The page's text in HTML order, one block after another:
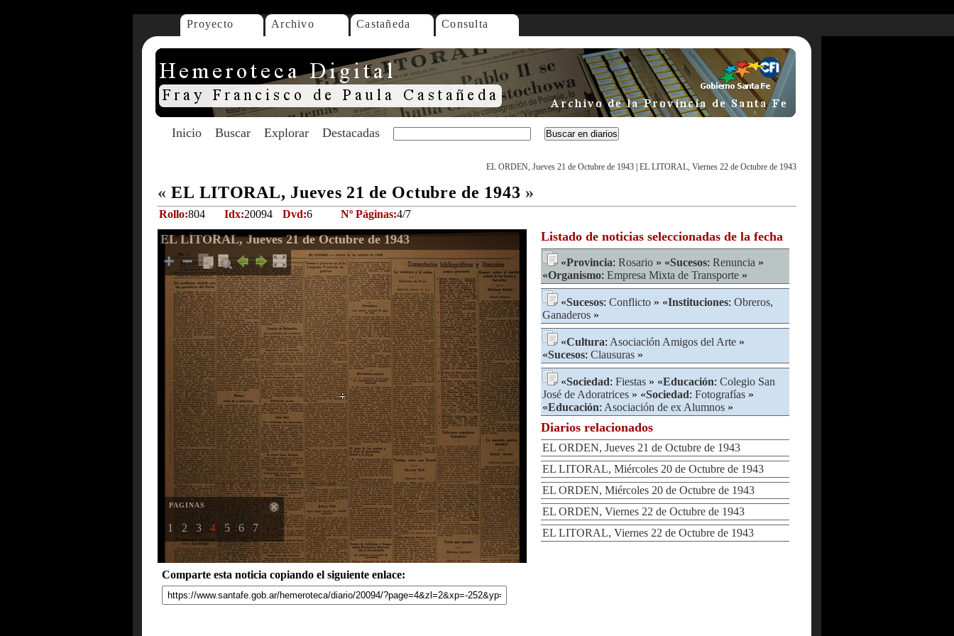
Proyecto Archivo Castañeda Consulta
Inicio Buscar Explorar Destacadas
EL ORDEN, Jueves 21 de Octubre de 1943 EL LITORAL, Viernes 22 de Octubre de 1943
« EL LITORAL, Jueves 21 de Octubre de 1943 »
Rollo:804 Idx:20094 Dvd:6 Nº Páginas:4/7
EL LITORAL, Jueves 21 de Octubre de 1943
PAGINAS
1 2 3 4 5 6 7
Comparte esta noticia copiando el siguiente enlace:
Listado de noticias seleccionadas de la fecha
«Provincia: Rosario » «Sucesos: Renuncia »
«Organismo: Empresa Mixta de Transporte »
«Sucesos: Conflicto » «Instituciones: Obreros,
Ganaderos »
«Cultura: Asociación Amigos del Arte »
«Sucesos: Clausuras »
«Sociedad: Fiestas » «Educación: Colegio San
José de Adoratrices » «Sociedad: Fotografías »
«Educación: Asociación de ex Alumnos »
Diarios relacionados
EL ORDEN, Jueves 21 de Octubre de 1943
EL LITORAL, Miércoles 20 de Octubre de 1943
EL ORDEN, Miércoles 20 de Octubre de 1943
EL ORDEN, Viernes 22 de Octubre de 1943
EL LITORAL, Viernes 22 de Octubre de 1943